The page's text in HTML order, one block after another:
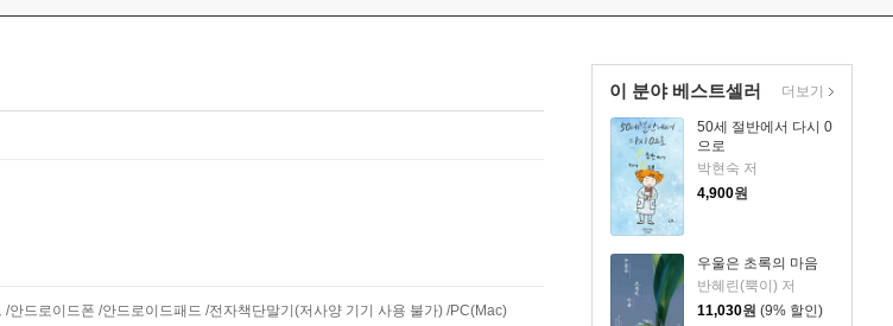
이 분야 베스트셀러
50세 절반에서 다시 0
으로
박현숙 저
4,900원
우울은 초록의 마음
반혜린(뿍이) 저
11,030원 (9% 할인)
더보기
안드로이드폰 /안드로이드패드 /전자책단말기(저사양 기기 사용 불가) /PC(Mac)